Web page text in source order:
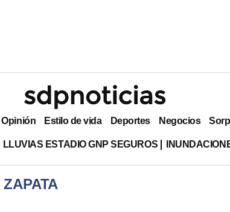
Opinión Estilo de vida Deportes Negocios
LLUVIAS ESTADIO GNP SEGUROS